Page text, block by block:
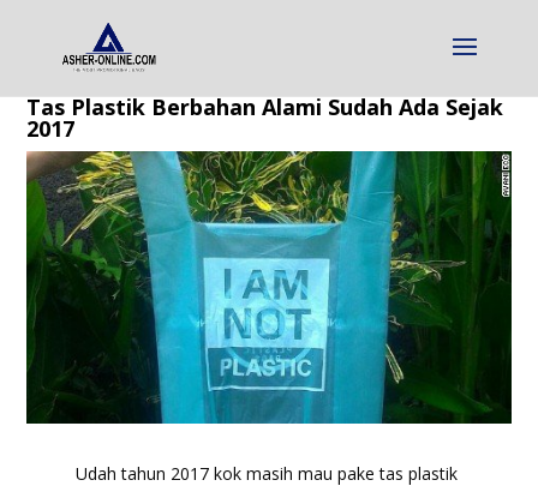
Tas Plastik Berbahan Alami Sudah Ada Sejak
2017
Udah tahun 2017 kok masih mau pake tas plastik